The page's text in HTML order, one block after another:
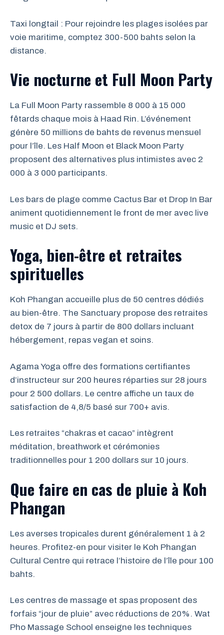
Taxi longtail : Pour rejoindre les plages isolées par
voie maritime, comptez 300-500 bahts selon la
distance.
Vie nocturne et Full Moon Party
La Full Moon Party rassemble 8 000 à 15 000
fêtards chaque mois à Haad Rin. L’événement
génère 50 millions de bahts de revenus mensuel
pour l’île. Les Half Moon et Black Moon Party
proposent des alternatives plus intimistes avec 2
000 à 3 000 participants.
Les bars de plage comme Cactus Bar et Drop In Bar
animent quotidiennement le front de mer avec live
music et DJ sets.
Yoga, bien-être et retraites
spirituelles
Koh Phangan accueille plus de 50 centres dédiés
au bien-être. The Sanctuary propose des retraites
detox de 7 jours à partir de 800 dollars incluant
hébergement, repas vegan et soins.
Agama Yoga offre des formations certifiantes
d’instructeur sur 200 heures réparties sur 28 jours
pour 2 500 dollars. Le centre affiche un taux de
satisfaction de 4,8/5 basé sur 700+ avis.
Les retraites “chakras et cacao” intègrent
méditation, breathwork et cérémonies
traditionnelles pour 1 200 dollars sur 10 jours.
Que faire en cas de pluie à Koh
Phangan
Les averses tropicales durent généralement 1 à 2
heures. Profitez-en pour visiter le Koh Phangan
Cultural Centre qui retrace l’histoire de l’île pour 100
bahts.
Les centres de massage et spas proposent des
forfais “jour de pluie” avec réductions de 20%. Wat
Pho Massage School enseigne les techniques